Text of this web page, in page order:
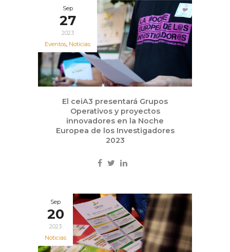
Sep
27
2023
Eventos, Noticias
El ceiA3 presentará Grupos
Operativos y proyectos
innovadores en la Noche
Europea de los Investigadores
2023
Sep
20
2023
Noticias